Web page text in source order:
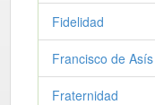
Fidelidad
Francisco de Asís
Fraternidad